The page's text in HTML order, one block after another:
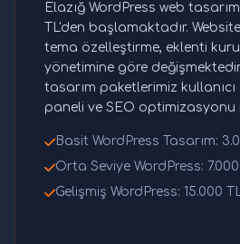
Elazığ WordPress web
TL'den başlamaktadır.
tema özelleştirme, eklenti
yönetimine göre
tasarım paketlerimiz
paneli ve SEO optimizasyonu
Basit WordPress Tasarım:
Orta Seviye WordPress:
Gelişmiş WordPress: 15.000